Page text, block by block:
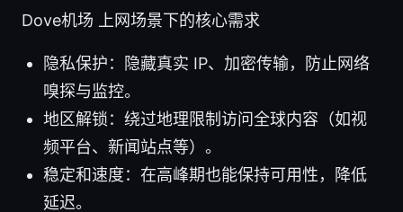
Dove机场 上网场景下的核心需求
隐私保护：隐藏真实 IP、加密传输，防止网络
嗅探与监控。
地区解锁：绕过地理限制访问全球内容（如视
频平台、新闻站点等）。
稳定和速度：在高峰期也能保持可用性，降低
延迟。